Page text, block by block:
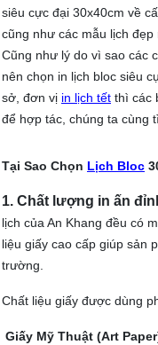
siêu cực đại 30x40cm về
cũng như các mẫu lịch
Cũng như lý do vì sao các
nên chọn in lịch bloc siêu
sở, đơn vị in lịch tết thì các
để hợp tác, chúng ta cùng
Tại Sao Chọn Lịch Bloc
1. Chất lượng in ấn
lịch của An Khang đều có
liệu giấy cao cấp giúp sản
trường.
Chất liệu giấy được dùng
Giấy Mỹ Thuật (Art